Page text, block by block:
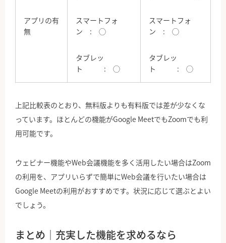
アプリの有
無
スマートフォ
ン : ◯
タブレッ
ト : ◯
スマートフォ
ン : ◯
タブレッ
ト : ◯
上記比較表のとおり、無料版よりも有料版では差が少なくな
っています。ほとんどの機能がGoogle MeetでもZoomでも利
用可能です。
ウェビナー機能やWeb会議機能を多く活用したい場合はZoom
の利用を、アプリいらずで簡単にWeb会議を行いたい場合は
Google Meetの利用がおすすめです。状況に応じて選ぶとよい
でしょう。
まとめ｜充実した機能を求めるなら